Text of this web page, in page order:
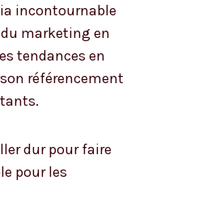
incontournable
marketing en
tendances en
référencement
dur pour faire
pour les